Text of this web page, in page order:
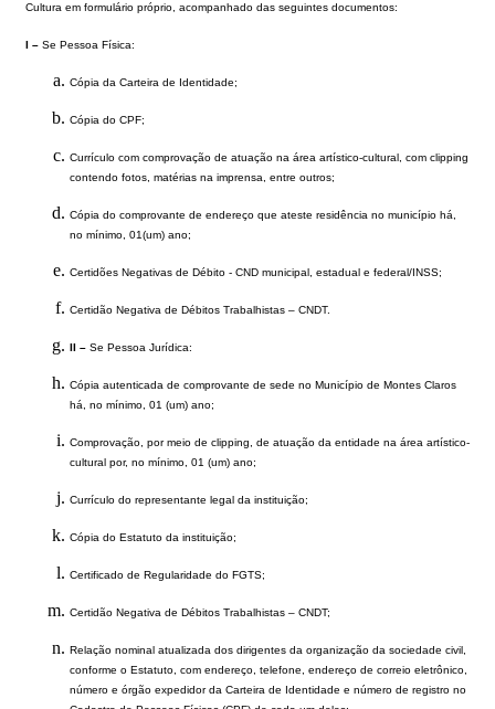
Cultura em formulário próprio, acompanhado das seguintes documentos:
I – Se Pessoa Física:
Cópia da Carteira de Identidade;
Cópia do CPF;
Currículo com comprovação de atuação na área artístico-cultural, com clipping
contendo fotos, matérias na imprensa, entre outros;
Cópia do comprovante de endereço que ateste residência no município há,
no mínimo, 01(um) ano;
Certidões Negativas de Débito - CND municipal, estadual e federal/INSS;
Certidão Negativa de Débitos Trabalhistas – CNDT.
II – Se Pessoa Jurídica:
Cópia autenticada de comprovante de sede no Município de Montes Claros
há, no mínimo, 01 (um) ano;
Comprovação, por meio de clipping, de atuação da entidade na área artístico-
cultural por, no mínimo, 01 (um) ano;
Currículo do representante legal da instituição;
Cópia do Estatuto da instituição;
Certificado de Regularidade do FGTS;
Certidão Negativa de Débitos Trabalhistas – CNDT;
Relação nominal atualizada dos dirigentes da organização da sociedade civil,
conforme o Estatuto, com endereço, telefone, endereço de correio eletrônico,
número e órgão expedidor da Carteira de Identidade e número de registro no